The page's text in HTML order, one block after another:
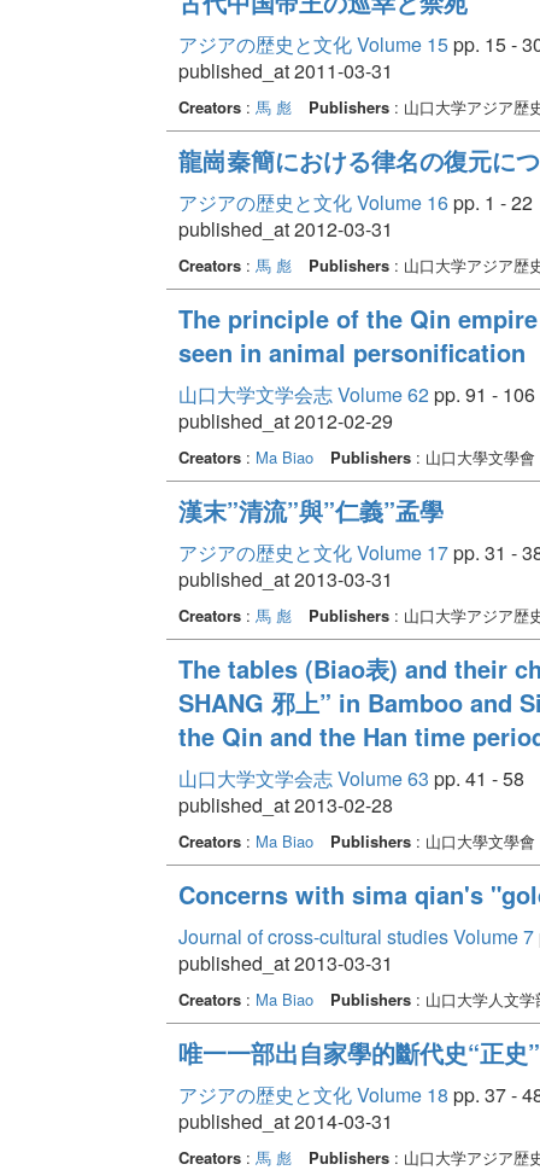
アジアの歴史と文化 Volume 15pp. 15 -
published_at 2011-03-31
Creators: 馬 彪 Publishers: 山口大学アジア歴
龍崗秦簡における律名の復元に
アジアの歴史と文化 Volume 16pp. 1 - 22
published_at 2012-03-31
Creators: 馬 彪 Publishers: 山口大学アジア歴
The principle of the Qin
seen in animal personification
山口大学文学会志 Volume 62pp. 91 - 106
published_at 2012-02-29
Creators: Ma Biao Publishers: 山口大學文學會
漢末”清流”與”仁義”孟學
アジアの歴史と文化 Volume 17pp. 31 -
published_at 2013-03-31
Creators: 馬 彪 Publishers: 山口大学アジア歴
The tables (Biao表) and their
SHANG 邪上” in Bamboo and
the Qin and the Han time
山口大学文学会志 Volume 63 pp. 41 - 58
published_at 2013-02-28
Creators: Ma Biao Publishers: 山口大學文學會
Concerns with sima qian's
Journal of cross-cultural studies Volume 7
published_at 2013-03-31
Creators: Ma Biao Publishers: 山口大学人文学
唯一一部出自家學的斷代史“正史
アジアの歴史と文化 Volume 18 pp. 37 -
published_at 2014-03-31
Creators: 馬 彪 Publishers: 山口大学アジア歴